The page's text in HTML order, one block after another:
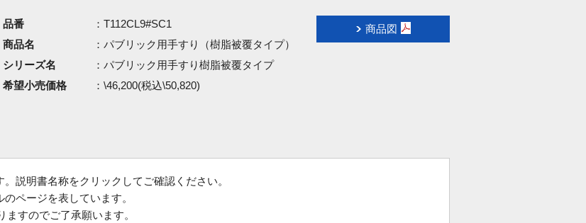
品番
：T112CL9#SC1
商品名
：パブリック用手すり（樹脂被覆タイプ）
シリーズ名
：パブリック用手すり樹脂被覆タイプ
希望小売価格
：\46,200(税込\50,820)
商品図
説明書名称をクリックしてご確認ください。
ページを表しています。
すのでご了承願います。